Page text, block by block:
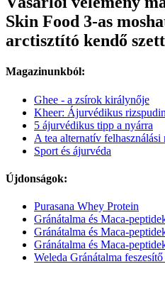
Skin Food 3-as
arctisztító kendő szett
Magazinunkból:
Ghee - a zsírok királynője
Kheer: Ájurvédikus
5 ájurvédikus tipp a nyárra
A tea alternatív felhasználási
Sport és ájurvéda
Újdonságok:
Purasana Whey Protein
Gránátalma és Maca-
Gránátalma és Maca-
Gránátalma és Maca-
Weleda Gránátalma